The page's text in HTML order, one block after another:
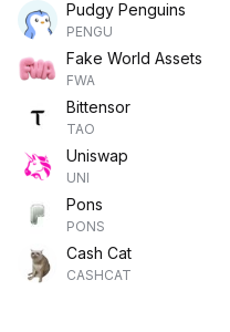
Pudgy Penguins
PENGU
Fake World Assets
FWA
Bittensor
TAO
Uniswap
UNI
Pons
PONS
Cash Cat
CASHCAT